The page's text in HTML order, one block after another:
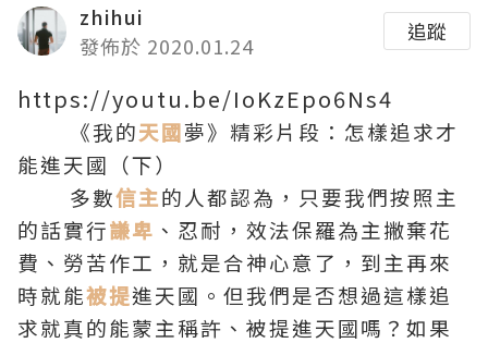
zhihui
發佈於 2020.01.24
追蹤
https://youtu.be/IoKzEpo6Ns4
《我的天國夢》精彩片段：怎樣追求才
能進天國（下）
多數信主的人都認為，只要我們按照主
的話實行謙卑 、忍耐，效法保羅為主撇棄花
費、勞苦作工，就是合神心意了，到主再來
時就能被提進天國。但我們是否想過這樣追
求就真的能蒙主稱許、被提進天國嗎？如果